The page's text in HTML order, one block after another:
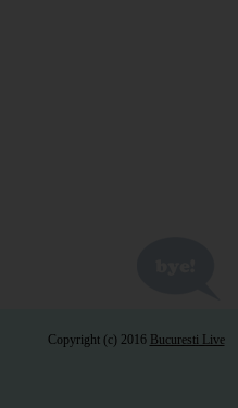
Copyright (c) 2016 Bucuresti Live